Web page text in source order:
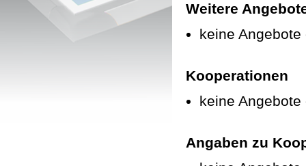
Weitere
keine
Kooperationen
keine
Angaben zu